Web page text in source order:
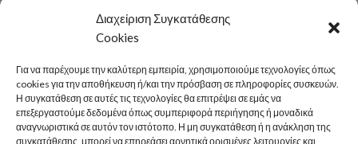
Διαχείριση Συγκατάθεσης
Cookies
Για να παρέχουμε την καλύτερη εμπειρία, χρησιμοποιούμε τεχνολογίες όπως
cookies για την αποθήκευση ή/και την πρόσβαση σε πληροφορίες συσκευών.
Η συγκατάθεση σε αυτές τις τεχνολογίες θα επιτρέψει σε εμάς να
επεξεργαστούμε δεδομένα όπως συμπεριφορά περιήγησης ή μοναδικά
αναγνωριστικά σε αυτόν τον ιστότοπο. Η μη συγκατάθεση ή η ανάκληση της
συγκατάθεσης, μπορεί να επηρεάσει αρνητικά ορισμένες λειτουργίες και
Αναζήτηση